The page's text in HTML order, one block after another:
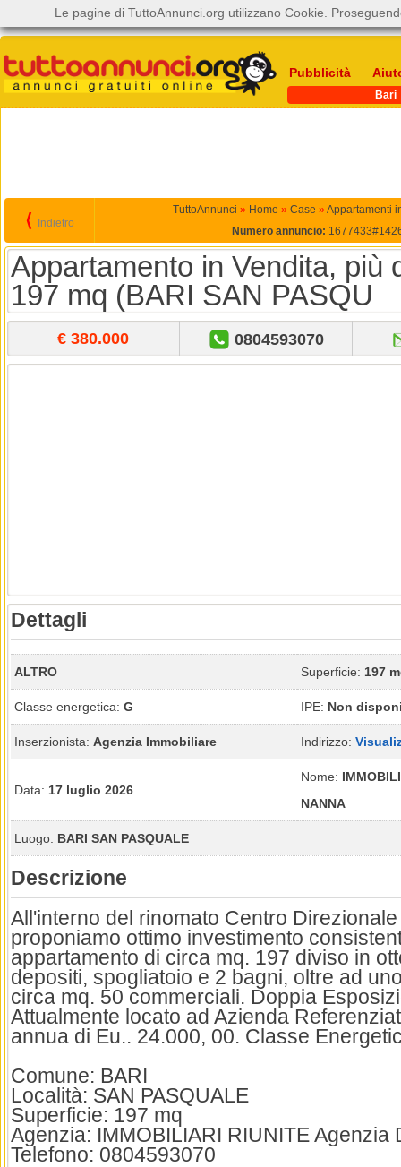
Pubblicità
Bari
⟨ Indietro
TuttoAnnunci » Home » Case » Appartamenti
Numero annuncio:
Appartamento in Vendita, più
197 mq (BARI SAN PASQU
€ 380.000 0804593070
Dettagli
ALTRO Superficie: 197
Classe energetica: G IPE: Non
Inserzionista: Agenzia Immobiliare Indirizzo:
Data: 17 luglio 2026
Nome:
NANNA
Luogo: BARI SAN PASQUALE
Descrizione
All'interno del rinomato Centro
proponiamo ottimo investimento
appartamento di circa mq. 197 diviso in
depositi, spogliatoio e 2 bagni, oltre ad
circa mq. 50 commerciali. Doppia
Attualmente locato ad Azienda
annua di Eu.. 24.000, 00. Classe
Comune: BARI
Località: SAN PASQUALE
Superficie: 197 mq
Agenzia: IMMOBILIARI RIUNITE Agenzia
Telefono: 0804593070
Le pagine di TuttoAnnunci.org utilizzano Cookie.